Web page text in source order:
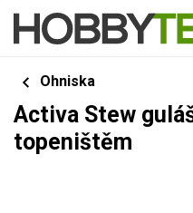
Ohniska
Activa Stew
topeništěm